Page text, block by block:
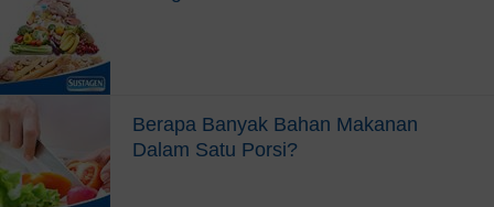
Berapa Banyak Bahan Makanan
Dalam Satu Porsi?